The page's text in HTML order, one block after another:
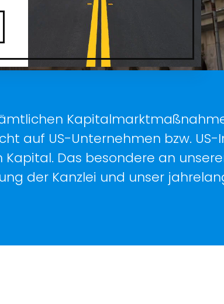
auf US-Unternehmen bzw. US-
Das besondere an
der Kanzlei und unser